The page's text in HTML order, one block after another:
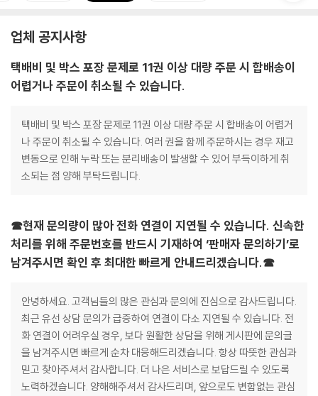
업체 공지사항
택배비 및 박스 포장 문제로 11권 이상 대량 주문 시 합배송이
어렵거나 주문이 취소될 수 있습니다.
택배비 및 박스 포장 문제로 11권 이상 대량 주문 시 합배송이 어렵거
나 주문이 취소될 수 있습니다. 여러 권을 함께 주문하시는 경우 재고
변동으로 인해 누락 또는 분리배송이 발생할 수 있어 부득이하게 취
소되는 점 양해 부탁드립니다.
☎현재 문의량이 많아 전화 연결이 지연될 수 있습니다. 신속한
처리를 위해 주문번호를 반드시 기재하여 ‘판매자 문의하기’로
남겨주시면 확인 후 최대한 빠르게 안내드리겠습니다.☎
안녕하세요. 고객님들의 많은 관심과 문의에 진심으로 감사드립니다.
최근 유선 상담 문의가 급증하여 연결이 다소 지연될 수 있습니다. 전
화 연결이 어려우실 경우, 보다 원활한 상담을 위해 게시판에 문의글
을 남겨주시면 빠르게 순차 대응해드리겠습니다. 항상 따뜻한 관심과
믿고 찾아주셔서 감사합니다. 더 나은 서비스로 보답드릴 수 있도록
노력하겠습니다. 양해해주셔서 감사드리며, 앞으로도 변함없는 관심